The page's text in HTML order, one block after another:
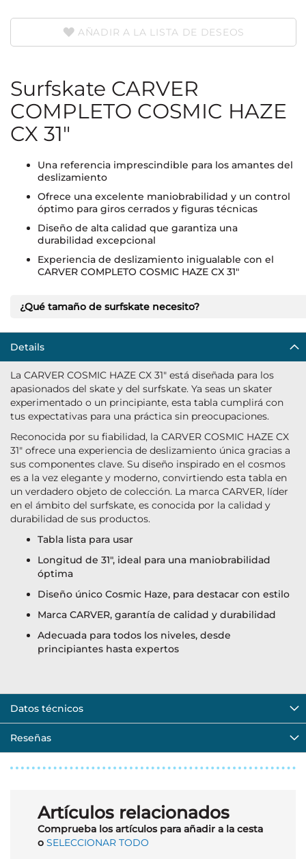
AÑADIR A LA LISTA DE DESEOS
Surfskate CARVER
COMPLETO COSMIC HAZE
CX 31"
Una referencia imprescindible para los amantes del
deslizamiento
Ofrece una excelente maniobrabilidad y un control
óptimo para giros cerrados y figuras técnicas
Diseño de alta calidad que garantiza una
durabilidad excepcional
Experiencia de deslizamiento inigualable con el
CARVER COMPLETO COSMIC HAZE CX 31"
¿Qué tamaño de surfskate necesito?
Details
La CARVER COSMIC HAZE CX 31" está diseñada para los
apasionados del skate y del surfskate. Ya seas un skater
experimentado o un principiante, esta tabla cumplirá con
tus expectativas para una práctica sin preocupaciones.
Reconocida por su fiabilidad, la CARVER COSMIC HAZE CX
31" ofrece una experiencia de deslizamiento única gracias a
sus componentes clave. Su diseño inspirado en el cosmos
es a la vez elegante y moderno, convirtiendo esta tabla en
un verdadero objeto de colección. La marca CARVER, líder
en el ámbito del surfskate, es conocida por la calidad y
durabilidad de sus productos.
Tabla lista para usar
Longitud de 31", ideal para una maniobrabilidad
óptima
Diseño único Cosmic Haze, para destacar con estilo
Marca CARVER, garantía de calidad y durabilidad
Adecuada para todos los niveles, desde
principiantes hasta expertos
Datos técnicos
Reseñas
Artículos relacionados
Comprueba los artículos para añadir a la cesta
o SELECCIONAR TODO